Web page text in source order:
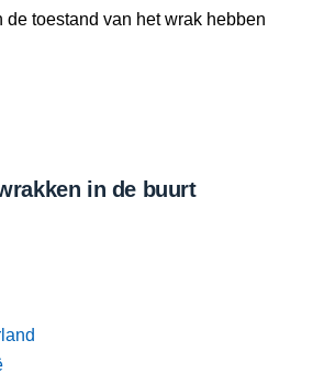
de toestand van het wrak hebben
in de buurt